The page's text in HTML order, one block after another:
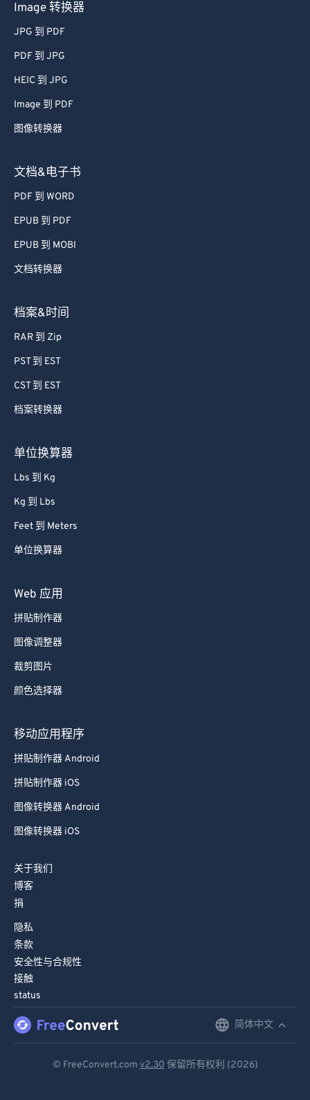
Image 转换器
JPG 到 PDF
PDF 到 JPG
HEIC 到 JPG
Image 到 PDF
图像转换器
文档&电子书
PDF 到 WORD
EPUB 到 PDF
EPUB 到 MOBI
文档转换器
档案&时间
RAR 到 Zip
PST 到 EST
CST 到 EST
档案转换器
单位换算器
Lbs 到 Kg
Kg 到 Lbs
Feet 到 Meters
单位换算器
Web 应用
拼贴制作器
图像调整器
裁剪图片
颜色选择器
移动应用程序
拼贴制作器 Android
拼贴制作器 iOS
图像转换器 Android
图像转换器 iOS
关于我们
博客
捐
隐私
条款
安全性与合规性
接触
status
简体中文
© FreeConvert.com v2.30 保留所有权利 (2026)